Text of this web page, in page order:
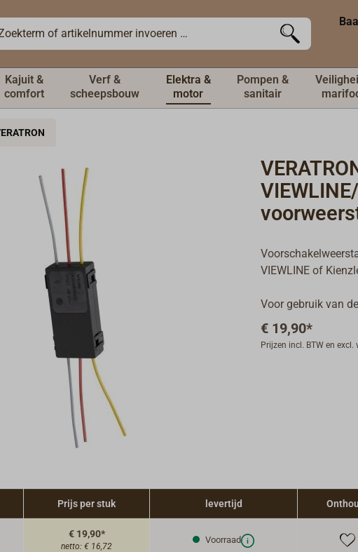
Kajuit &
comfort
Verf &
scheepsbouw
Elektra &
motor
Pompen &
sanitair
VIEWLINE of
Voor gebruik van
€ 19,90*
Prijzen incl. BTW en excl.
Prijs per stuk levertijd
€ 19,90*
netto: € 16,72
Voorraad